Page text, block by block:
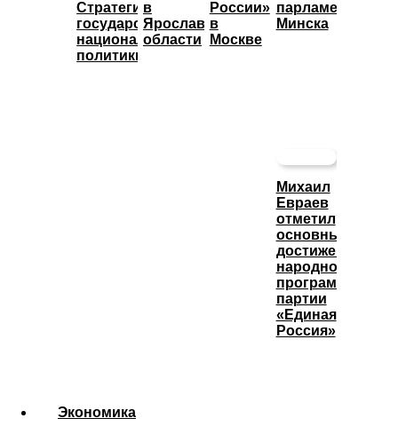
Стратегии
государственной
национальной
политики
в
Ярославской
области
России»
в
Москве
парламентом
Минска
Михаил
Евраев
отметил
основные
достижения
народной
программы
партии
«Единая
Россия»
Экономика